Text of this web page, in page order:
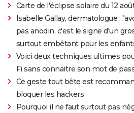
Carte de l'éclipse solaire du 12
Isabelle Gallay, dermatologue :
pas anodin, c'est le signe d'un
surtout embêtant pour les
Voici deux techniques ultimes
Fi sans connaitre son mot de
Ce geste tout bête est
bloquer les hackers
Pourquoi il ne faut surtout pas